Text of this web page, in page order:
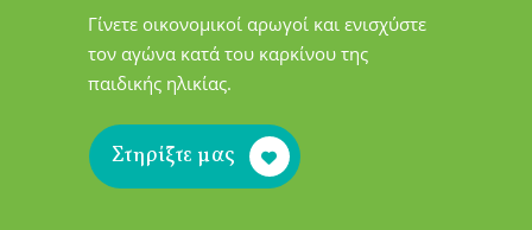
Γίνετε οικονομικοί αρωγοί και ενισχύστε
τον αγώνα κατά του καρκίνου της
παιδικής ηλικίας.
Στηρίξτε μας